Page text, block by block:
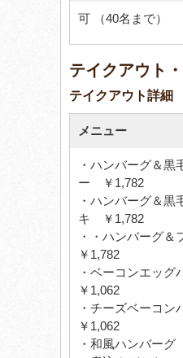
可 （40名まで）
テイクアウト
テイクアウト詳細
メニュー
・ハンバーグ＆黒
ー ￥1,782
・ハンバーグ＆黒
キ ￥1,782
・・ハンバーグ
￥1,782
・ベーコンエッ
￥1,062
・チーズベーコ
￥1,062
・和風ハンバー